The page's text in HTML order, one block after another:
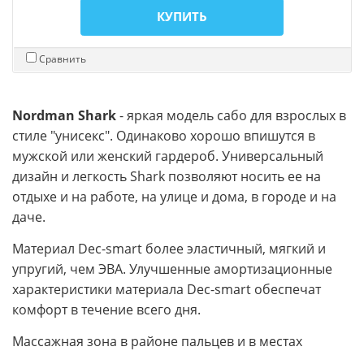
КУПИТЬ
Сравнить
Nordman Shark- яркая модель сабо для взрослых в
стиле "унисекс". Одинаково хорошо впишутся в
мужской или женский гардероб. Универсальный
дизайн и легкость Shark позволяют носить ее на
отдыхе и на работе, на улице и дома, в городе и на
даче.
Материал Dec-smart более эластичный, мягкий и
упругий, чем ЭВА. Улучшенные амортизационные
характеристики материала Dec-smart обеспечат
комфорт в течение всего дня.
Массажная зона в районе пальцев и в местах